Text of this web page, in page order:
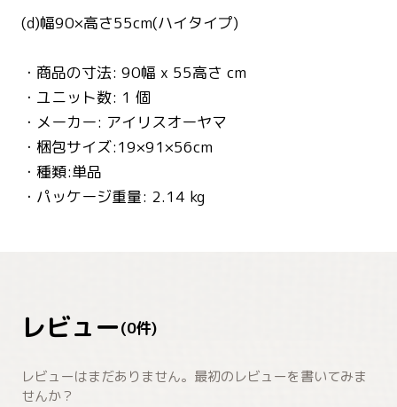
(d)幅90×高さ55cm(ハイタイプ)
・商品の寸法: 90幅 x 55高さ cm
・ユニット数: 1 個
・メーカー: アイリスオーヤマ
・梱包サイズ:19×91×56cm
・種類:単品
・パッケージ重量: 2.14 kg
レビュー(0件)
レビューはまだありません。最初のレビューを書いてみま
せんか？